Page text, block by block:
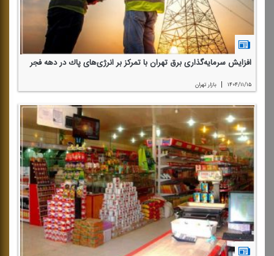
افزایش سرمایه‌گذاری برق تهران با تمركز بر انرژی‌های پاك در دهه فجر
۱۴۰۴/۱۱/۱۵ | بازار تهران